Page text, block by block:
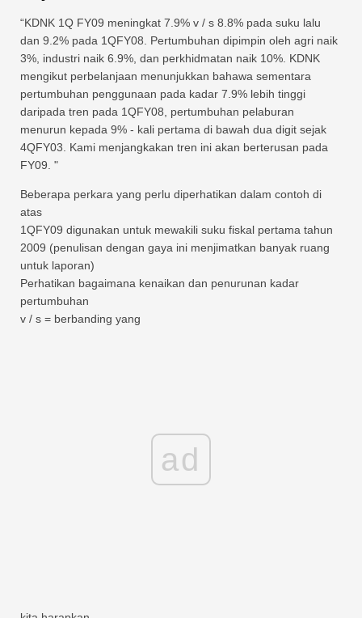
“KDNK 1Q FY09 meningkat 7.9% v / s 8.8% pada suku lalu
dan 9.2% pada 1QFY08. Pertumbuhan dipimpin oleh agri naik
3%, industri naik 6.9%, dan perkhidmatan naik 10%. KDNK
mengikut perbelanjaan menunjukkan bahawa sementara
pertumbuhan penggunaan pada kadar 7.9% lebih tinggi
daripada tren pada 1QFY08, pertumbuhan pelaburan
menurun kepada 9% - kali pertama di bawah dua digit sejak
4QFY03. Kami menjangkakan tren ini akan berterusan pada
FY09. "
Beberapa perkara yang perlu diperhatikan dalam contoh di
atas
1QFY09 digunakan untuk mewakili suku fiskal pertama tahun
2009 (penulisan dengan gaya ini menjimatkan banyak ruang
untuk laporan)
Perhatikan bagaimana kenaikan dan penurunan kadar
pertumbuhan
v / s = berbanding yang
ad